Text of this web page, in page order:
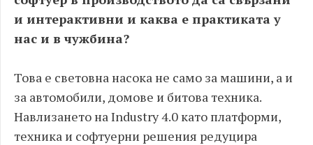
и интерактивни и каква е практиката у
нас и в чужбина?
Това е световна насока не само за машини, а и
за автомобили, домове и битова техника.
Навлизането на Industry 4.0 като платформи,
техника и софтуерни решения редуцира